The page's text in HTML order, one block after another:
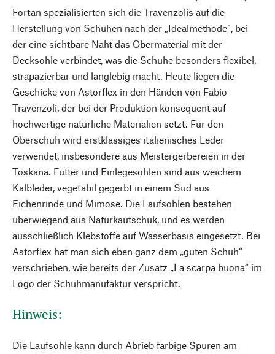
Fortan spezialisierten sich die Travenzolis auf die
Herstellung von Schuhen nach der „Idealmethode“, bei
der eine sichtbare Naht das Obermaterial mit der
Decksohle verbindet, was die Schuhe besonders flexibel,
strapazierbar und langlebig macht. Heute liegen die
Geschicke von Astorflex in den Händen von Fabio
Travenzoli, der bei der Produktion konsequent auf
hochwertige natürliche Materialien setzt. Für den
Oberschuh wird erstklassiges italienisches Leder
verwendet, insbesondere aus Meistergerbereien in der
Toskana. Futter und Einlegesohlen sind aus weichem
Kalbleder, vegetabil gegerbt in einem Sud aus
Eichenrinde und Mimose. Die Laufsohlen bestehen
überwiegend aus Naturkautschuk, und es werden
ausschließlich Klebstoffe auf Wasserbasis eingesetzt. Bei
Astorflex hat man sich eben ganz dem „guten Schuh“
verschrieben, wie bereits der Zusatz „La scarpa buona“ im
Logo der Schuhmanufaktur verspricht.
Hinweis:
Die Laufsohle kann durch Abrieb farbige Spuren am